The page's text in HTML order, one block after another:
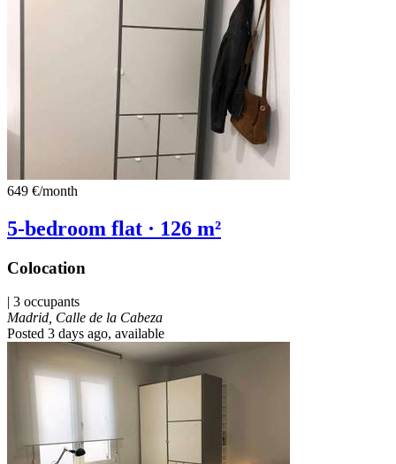
649 €/month
5-bedroom flat · 126 m²
Colocation
| 3 occupants
Madrid, Calle de la Cabeza
Posted 3 days ago, available